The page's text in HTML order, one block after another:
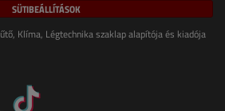
SÜTIBEÁLLÍTÁSOK
Klíma, Légtechnika szaklap alapítója és kiadója